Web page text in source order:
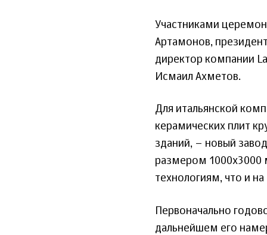
Участниками
Артамонов,
директор компании
Исмаил Ахметов.
Для итальянской
керамических плит
зданий, – новый
размером
технологиям, что и
Первоначально
дальнейшем его